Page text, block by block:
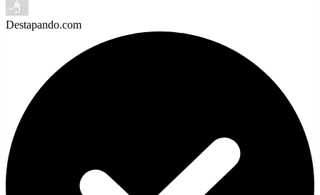
Destapando.com